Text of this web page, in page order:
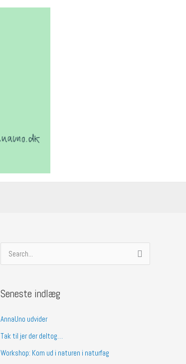
e
f
Seneste indlæg
AnnaUno udvider
Tak til jer der deltog…
Workshop: Kom ud i naturen i naturfag